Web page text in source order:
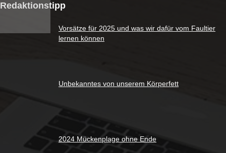
Redaktionstipp
Vorsätze für 2025 und was wir dafür vom Faultier
lernen können
Unbekanntes von unserem Körperfett
2024 Mückenplage ohne Ende